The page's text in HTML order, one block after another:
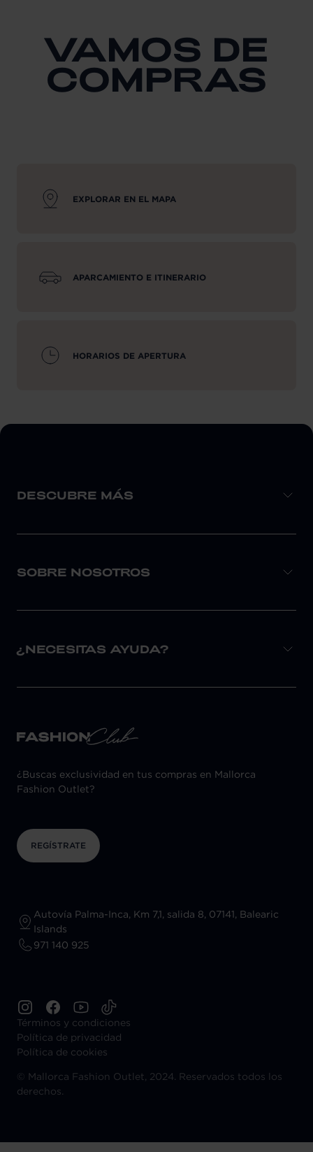
VAMOS DE
COMPRAS
EXPLORAR EN EL MAPA
APARCAMIENTO E ITINERARIO
HORARIOS DE APERTURA
DESCUBRE MÁS
SOBRE NOSOTROS
¿NECESITAS AYUDA?
¿Buscas exclusividad en tus compras en Mallorca
Fashion Outlet?
REGÍSTRATE
Autovía Palma-Inca, Km 7,1, salida 8, 07141, Balearic
Islands
971 140 925
Términos y condiciones
Política de privacidad
Política de cookies
©
Mallorca Fashion Outlet, 2024. Reservados todos los
derechos.